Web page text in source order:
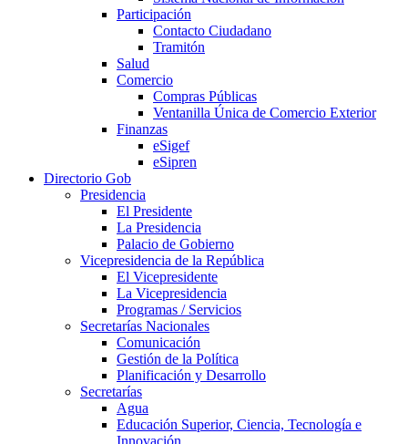
Participación
Contacto Ciudadano
Tramitón
Salud
Comercio
Compras Públicas
Ventanilla Única de Comercio Exterior
Finanzas
eSigef
eSipren
Directorio Gob
Presidencia
El Presidente
La Presidencia
Palacio de Gobierno
Vicepresidencia de la República
El Vicepresidente
La Vicepresidencia
Programas / Servicios
Secretarías Nacionales
Comunicación
Gestión de la Política
Planificación y Desarrollo
Secretarías
Agua
Educación Superior, Ciencia, Tecnología e
Innovación